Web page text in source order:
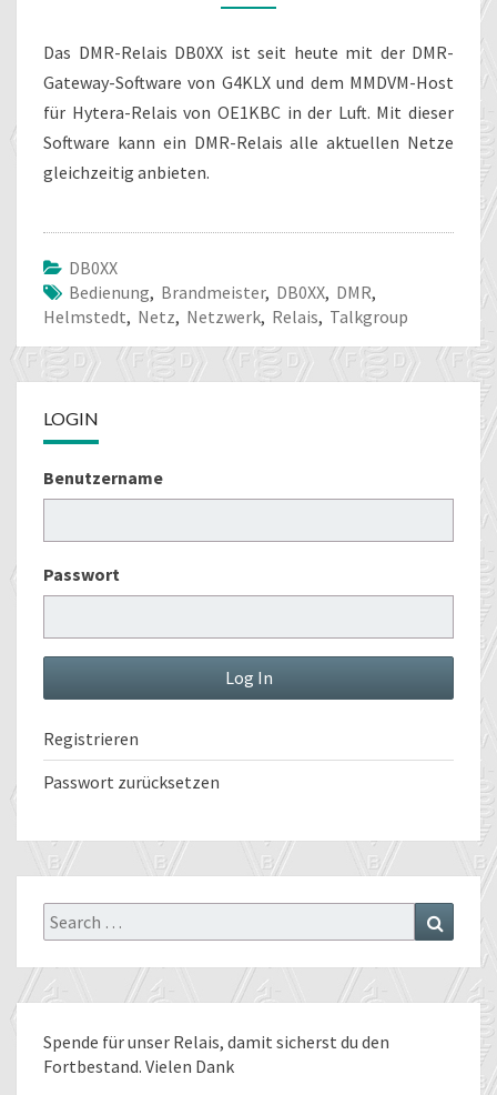
DB0XX
Das DMR-Relais DB0XX ist seit heute mit der DMR-
Gateway-Software von G4KLX und dem MMDVM-Host
für Hytera-Relais von OE1KBC in der Luft. Mit dieser
Software kann ein DMR-Relais alle aktuellen Netze
gleichzeitig anbieten.
DB0XX
Bedienung, Brandmeister, DB0XX, DMR,
Helmstedt, Netz, Netzwerk, Relais, Talkgroup
LOGIN
Benutzername
Passwort
Registrieren
Passwort zurücksetzen
Search
for:
Spende für unser Relais, damit sicherst du den
Fortbestand. Vielen Dank